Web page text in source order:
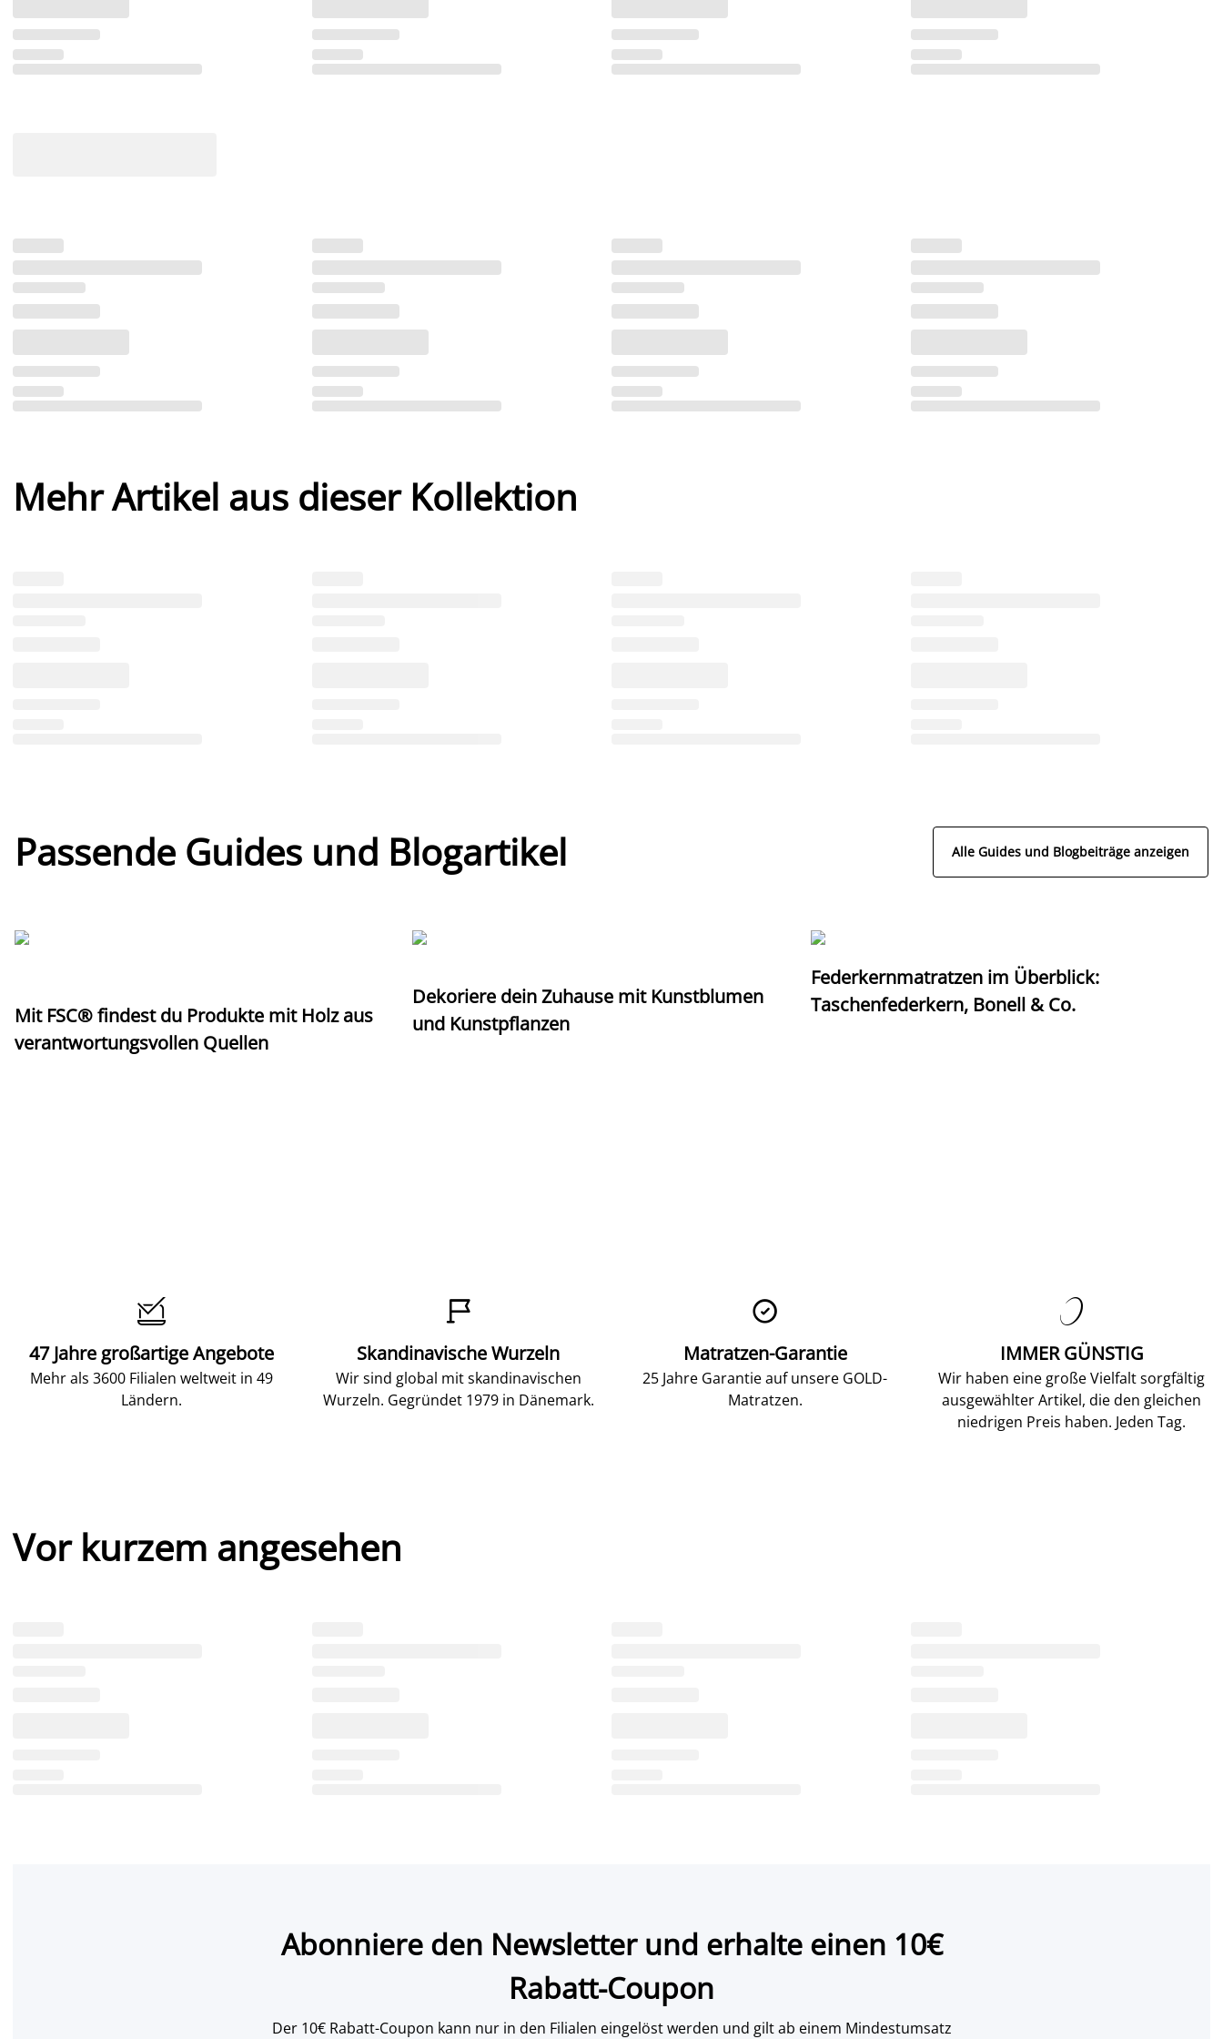
Mehr Artikel aus dieser Kollektion
Passende Guides und Blogartikel Alle Guides und Blogbeiträge anzeigen
Mit FSC® findest du Produkte mit Holz aus
verantwortungsvollen Quellen
Dekoriere dein Zuhause mit Kunstblumen
und Kunstpflanzen
Federkernmatratzen im Überblick:
Taschenfederkern, Bonell & Co.

47 Jahre großartige Angebote
Mehr als 3600 Filialen weltweit in 49
Ländern.

Skandinavische Wurzeln
Wir sind global mit skandinavischen
Wurzeln. Gegründet 1979 in Dänemark.

Matratzen-Garantie
25 Jahre Garantie auf unsere GOLD-
Matratzen.

IMMER GÜNSTIG
Wir haben eine große Vielfalt sorgfältig
ausgewählter Artikel, die den gleichen
niedrigen Preis haben. Jeden Tag.
Vor kurzem angesehen
Abonniere den Newsletter und erhalte einen 10€
Rabatt-Coupon
Der 10€ Rabatt-Coupon kann nur in den Filialen eingelöst werden und gilt ab einem Mindestumsatz